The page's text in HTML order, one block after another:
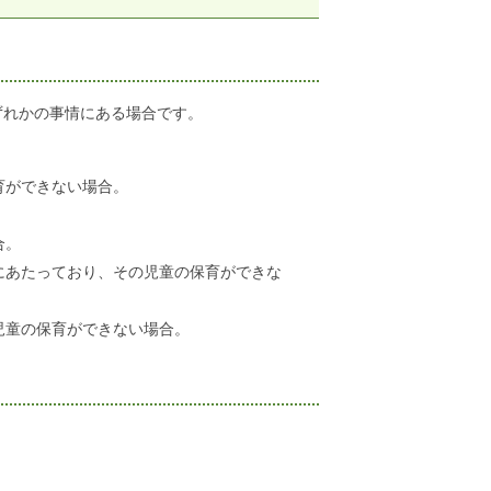
かの事情にある場合です。
できない場合。
たっており、その児童の保育ができな
の保育ができない場合。